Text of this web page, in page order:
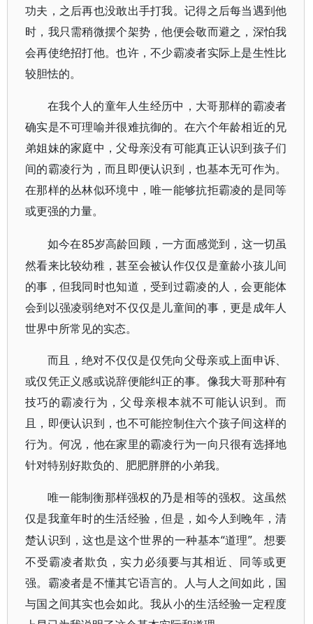
功夫，之后再也没敢出手打我。记得之后每当遇到他
时，我只需稍微摆个架势，他便会敬而避之，深怕我
会再使绝招打他。也许，不少霸凌者实际上是生性比
较胆怯的。
在我个人的童年人生经历中，大哥那样的霸凌者
确实是不可理喻并很难抗御的。在六个年龄相近的兄
弟姐妹的家庭中，父母亲没有可能真正认识到孩子们
间的霸凌行为，而且即便认识到，也基本无可作为。
在那样的丛林似环境中，唯一能够抗拒霸凌的是同等
或更强的力量。
如今在85岁高龄回顾，一方面感觉到，这一切虽
然看来比较幼稚，甚至会被认作仅仅是童龄小孩儿间
的事，但我同时也知道，受到过霸凌的人，会更能体
会到以强凌弱绝对不仅仅是儿童间的事，更是成年人
世界中所常见的实态。
而且，绝对不仅仅是仅凭向父母亲或上面申诉、
或仅凭正义感或说辞便能纠正的事。像我大哥那种有
技巧的霸凌行为，父母亲根本就不可能认识到。而
且，即便认识到，也不可能控制住六个孩子间这样的
行为。何况，他在家里的霸凌行为一向只很有选择地
针对特别好欺负的、肥肥胖胖的小弟我。
唯一能制衡那样强权的乃是相等的强权。这虽然
仅是我童年时的生活经验，但是，如今人到晚年，清
楚认识到，这也是这个世界的一种基本“道理”。想要
不受霸凌者欺负，实力必须要与其相近、同等或更
强。霸凌者是不懂其它语言的。人与人之间如此，国
与国之间其实也会如此。我从小的生活经验一定程度